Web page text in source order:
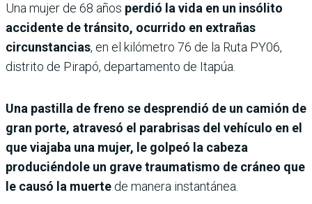
Una mujer de 68 años perdió la vida en un insólito
accidente de tránsito, ocurrido en extrañas
circunstancias, en el kilómetro 76 de la Ruta PY06,
distrito de Pirapó, departamento de Itapúa.
Una pastilla de freno se desprendió de un camión de
gran porte, atravesó el parabrisas del vehículo en el
que viajaba una mujer, le golpeó la cabeza
produciéndole un grave traumatismo de cráneo que
le causó la muerte de manera instantánea.